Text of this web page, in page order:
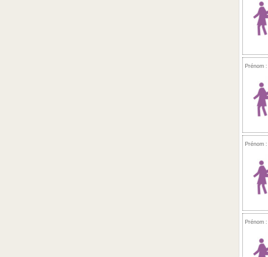
Prénom :
Prénom :
Prénom :